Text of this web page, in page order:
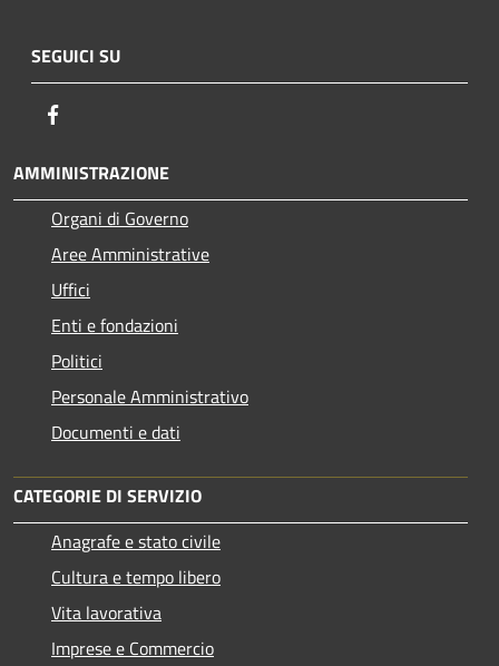
SEGUICI SU
AMMINISTRAZIONE
Organi di Governo
Aree Amministrative
Uffici
Enti e fondazioni
Politici
Personale Amministrativo
Documenti e dati
CATEGORIE DI SERVIZIO
Anagrafe e stato civile
Cultura e tempo libero
Vita lavorativa
Imprese e Commercio